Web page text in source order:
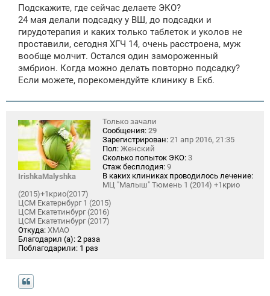
Подскажите, где сейчас делаете ЭКО?
24 мая делали подсадку у ВШ, до подсадки и
гирудотерапия и каких только таблеток и уколов не
проставили, сегодня ХГЧ 14, очень расстроена, муж
вообще молчит. Остался один замороженный
эмбрион. Когда можно делать повторно подсадку?
Если можете, порекомендуйте клинику в Екб.
IrishkaMalyshka
Только зачали
Сообщения: 29
Зарегистрирован: 21 апр 2016, 21:35
Пол: Женский
Сколько попыток ЭКО: 3
Стаж бесплодия: 9
В каких клиниках проводилось лечение:
МЦ "Малыш" Тюмень 1 (2014) +1крио
(2015)+1крио(2017)
ЦСМ Екатернбург 1 (2015)
ЦСМ Екатетинбург (2016)
ЦСМ Екатетинбург (2017)
Откуда: ХМАО
Благодарил (а): 2 раза
Поблагодарили: 1 раз